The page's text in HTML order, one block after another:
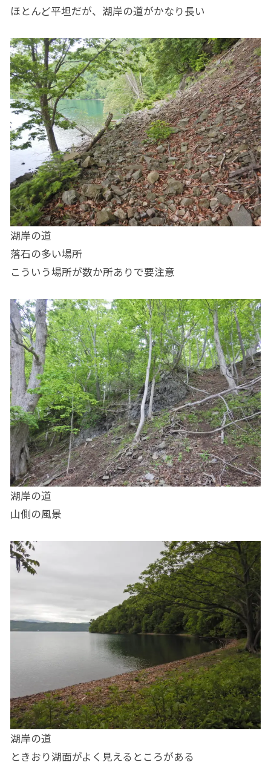
ほとんど平坦だが、湖岸の道がかなり長い
湖岸の道
落石の多い場所
こういう場所が数か所ありで要注意
湖岸の道
山側の風景
湖岸の道
ときおり湖面がよく見えるところがある